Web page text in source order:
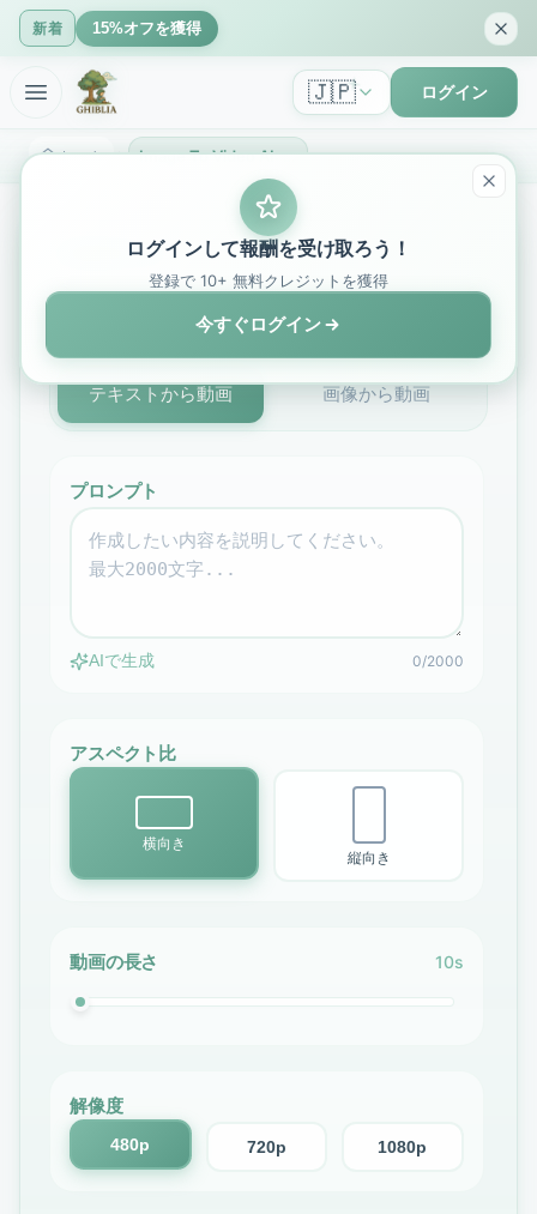
新着 15%オフを獲得
🇯🇵 ログイン
ホーム Image To Video AI: 静止画像をAIで動画に変換 | GhibliIA
AI動画生成
テキストから動画 画像から動画
プロンプト
AIで生成 0/2000
アスペクト比
横向き
縦向き
動画の長さ 10s
解像度
480p 720p 1080p
ログインして報酬を受け取ろう！
登録で 10+ 無料クレジットを獲得
今すぐログイン